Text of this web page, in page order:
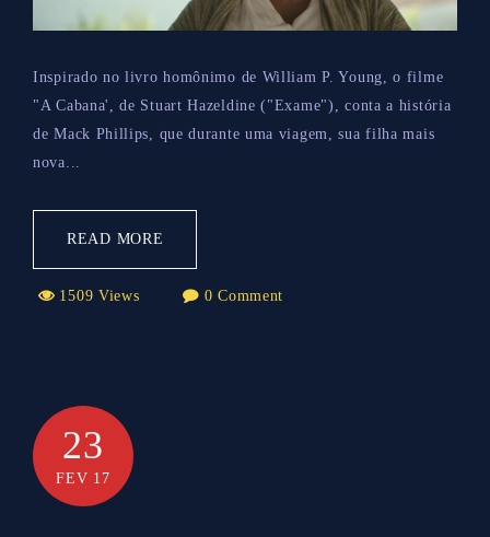
Inspirado no livro homônimo de William P. Young, o filme
"A Cabana', de Stuart Hazeldine ("Exame"), conta a história
de Mack Phillips, que durante uma viagem, sua filha mais
nova...
READ MORE
1509 Views 0 Comment
23
FEV 17